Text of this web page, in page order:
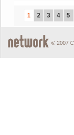
1 2 3 4 5
© 2007